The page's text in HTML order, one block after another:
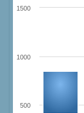
500
1000
1500